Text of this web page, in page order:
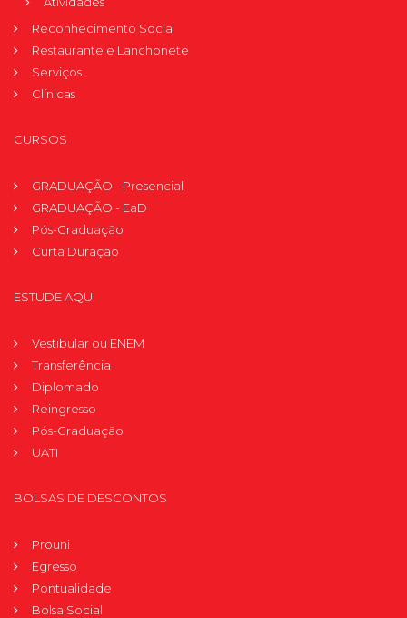
Reconhecimento Social
Restaurante e Lanchonete
Serviços
Clínicas
CURSOS
GRADUAÇÃO - Presencial
GRADUAÇÃO - EaD
Pós-Graduação
Curta Duração
ESTUDE AQUI
Vestibular ou ENEM
Transferência
Diplomado
Reingresso
Pós-Graduação
UATI
BOLSAS DE DESCONTOS
Prouni
Egresso
Pontualidade
Bolsa Social